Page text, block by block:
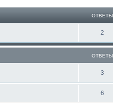
ОТВЕТЫ
2О
т
в
е
т
ы
ОТВЕТЫ
3О
т
6О